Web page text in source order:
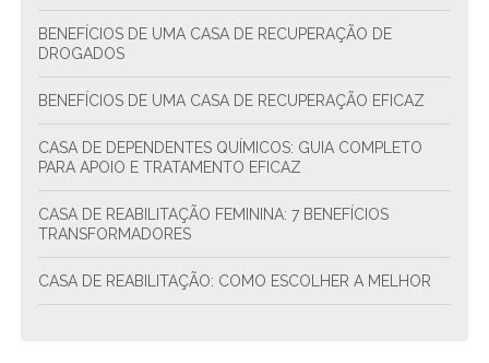
BENEFÍCIOS DE UMA CASA DE RECUPERAÇÃO DE
DROGADOS
BENEFÍCIOS DE UMA CASA DE RECUPERAÇÃO EFICAZ
CASA DE DEPENDENTES QUÍMICOS: GUIA COMPLETO
PARA APOIO E TRATAMENTO EFICAZ
CASA DE REABILITAÇÃO FEMININA: 7 BENEFÍCIOS
TRANSFORMADORES
CASA DE REABILITAÇÃO: COMO ESCOLHER A MELHOR